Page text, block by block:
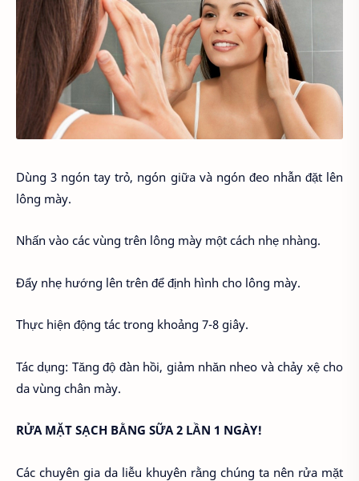
Dùng 3 ngón tay trỏ, ngón giữa và ngón đeo nhẫn đặt lên
lông mày.
Nhấn vào các vùng trên lông mày một cách nhẹ nhàng.
Đẩy nhẹ hướng lên trên để định hình cho lông mày.
Thực hiện động tác trong khoảng 7-8 giây.
Tác dụng: Tăng độ đàn hồi, giảm nhăn nheo và chảy xệ cho
da vùng chân mày.
RỬA MẶT SẠCH BẰNG SỮA 2 LẦN 1 NGÀY!
Các chuyên gia da liễu khuyên rằng chúng ta nên rửa mặt